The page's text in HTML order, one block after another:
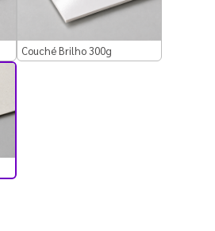
Couché Brilho 300g